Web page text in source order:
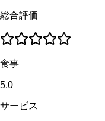
総合評価
食事
5.0
サービス